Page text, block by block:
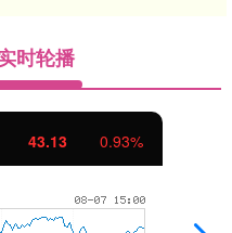
时轮播
43.13 0.93%